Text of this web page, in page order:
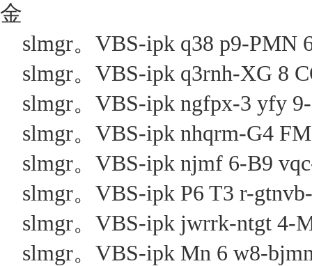
金
slmgr。VBS-ipk q38 p9-PMN
slmgr。VBS-ipk q3rnh-XG 8
slmgr。VBS-ipk ngfpx-3 yfy
slmgr。VBS-ipk nhqrm-G4
slmgr。VBS-ipk njmf 6-B9
slmgr。VBS-ipk P6 T3 r-
slmgr。VBS-ipk jwrrk-ntgt 4-
slmgr。VBS-ipk Mn 6 w8-